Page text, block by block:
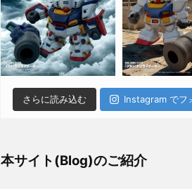
さらに読み込む Instagram でフ
本サイト(Blog)のご紹介